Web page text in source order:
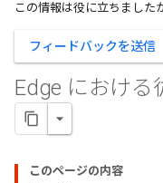
この情報は役に立ちました
フィードバックを送信
Edge における
このページの内容